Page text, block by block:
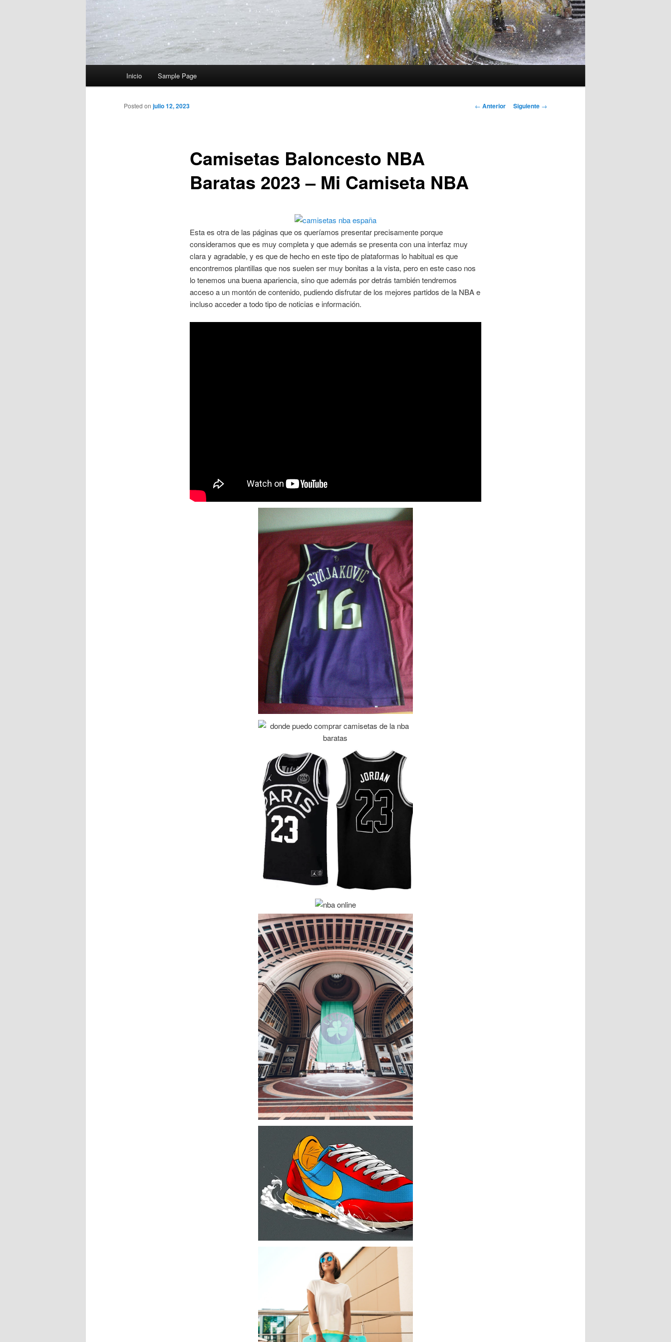
Inicio Sample Page
Navegación
← Anterior Siguiente →
Camisetas Baloncesto NBA
Baratas 2023 – Mi Camiseta NBA
Posted on julio 12, 2023
Esta es otra de las páginas que os queríamos presentar precisamente porque
consideramos que es muy completa y que además se presenta con una interfaz muy
clara y agradable, y es que de hecho en este tipo de plataformas lo habitual es que
encontremos plantillas que nos suelen ser muy bonitas a la vista, pero en este caso nos
lo tenemos una buena apariencia, sino que además por detrás también tendremos
acceso a un montón de contenido, pudiendo disfrutar de los mejores partidos de la NBA e
incluso acceder a todo tipo de noticias e información.